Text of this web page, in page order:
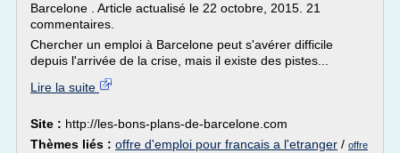
Barcelone . Article actualisé le 22 octobre, 2015. 21
commentaires.
Chercher un emploi à Barcelone peut s'avérer difficile
depuis l'arrivée de la crise, mais il existe des pistes...
Lire la suite
Site : http://les-bons-plans-de-barcelone.com
Thèmes liés : offre d'emploi pour francais a l'etranger / offre